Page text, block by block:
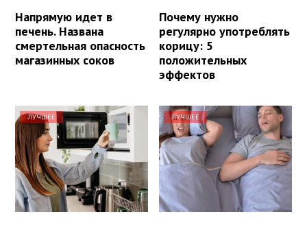
Напрямую идет в
печень. Названа
смертельная опасность
магазинных соков
Почему нужно
регулярно употреблять
корицу: 5
положительных
эффектов
ЛУЧШЕЕ ЛУЧШЕЕ